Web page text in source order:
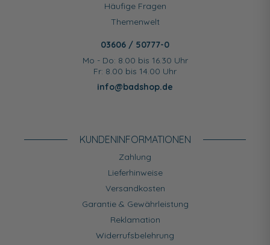
Häufige Fragen
Themenwelt
03606 / 50777-0
Mo - Do: 8.00 bis 16.30 Uhr
Fr: 8.00 bis 14.00 Uhr
info@badshop.de
KUNDEN­INFORMATIONEN
Zahlung
Lieferhinweise
Versandkosten
Garantie & Gewährleistung
Reklamation
Widerrufsbelehrung